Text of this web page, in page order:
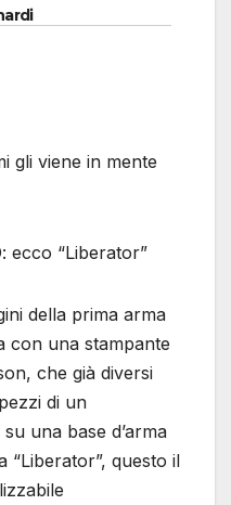
gli viene in mente
ecco “Liberator”
della prima arma
con una stampante
che già diversi
di un
una base d’arma
“Liberator”, questo il